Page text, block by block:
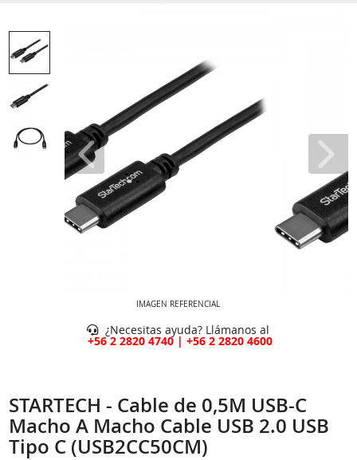
IMAGEN REFERENCIAL
¿Necesitas ayuda? Llámanos al
+56 2 2820 4740 | +56 2 2820 4600
STARTECH - Cable de 0,5M USB-C
Macho A Macho Cable USB 2.0 USB
Tipo C (USB2CC50CM)